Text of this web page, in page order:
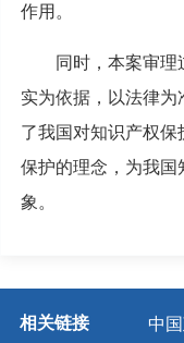
作用。
同时，本案审理过
实为依据，以法律为
了我国对知识产权
保护的理念，为我国
象。
相关链接 中